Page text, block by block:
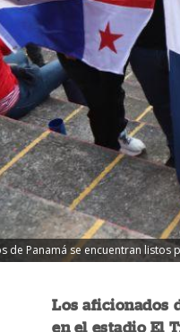
de Panamá se encuentran listos
Los aficionados
en el estadio El